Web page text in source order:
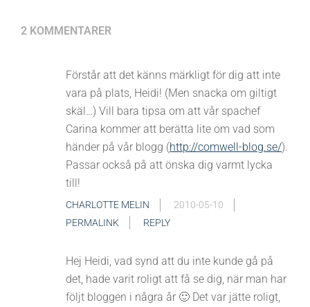
2 KOMMENTARER
Förstår att det känns märkligt för dig att inte
vara på plats, Heidi! (Men snacka om giltigt
skäl…) Vill bara tipsa om att vår spachef
Carina kommer att berätta lite om vad som
händer på vår blogg (http://comwell-blog.se/).
Passar också på att önska dig varmt lycka
till!
CHARLOTTE MELIN
2010-05-10
PERMALINK
REPLY
Hej Heidi, vad synd att du inte kunde gå på
det, hade varit roligt att få se dig, när man har
följt bloggen i några år 🙂 Det var jätte roligt,